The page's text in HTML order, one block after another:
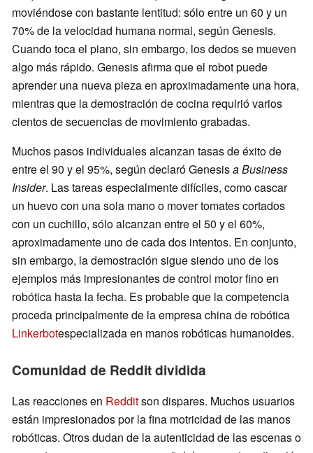
moviéndose con bastante lentitud: sólo entre un 60 y un
70% de la velocidad humana normal, según Genesis.
Cuando toca el piano, sin embargo, los dedos se mueven
algo más rápido. Genesis afirma que el robot puede
aprender una nueva pieza en aproximadamente una hora,
mientras que la demostración de cocina requirió varios
cientos de secuencias de movimiento grabadas.
Muchos pasos individuales alcanzan tasas de éxito de
entre el 90 y el 95%, según declaró Genesisa Business
Insider. Las tareas especialmente difíciles, como cascar
un huevo con una sola mano o mover tomates cortados
con un cuchillo, sólo alcanzan entre el 50 y el 60%,
aproximadamente uno de cada dos intentos. En conjunto,
sin embargo, la demostración sigue siendo uno de los
ejemplos más impresionantes de control motor fino en
robótica hasta la fecha. Es probable que la competencia
proceda principalmente de la empresa china de robótica
Linkerbotespecializada en manos robóticas humanoides.
Comunidad de Reddit dividida
Las reacciones en Redditson dispares. Muchos usuarios
están impresionados por la fina motricidad de las manos
robóticas. Otros dudan de la autenticidad de las escenas o